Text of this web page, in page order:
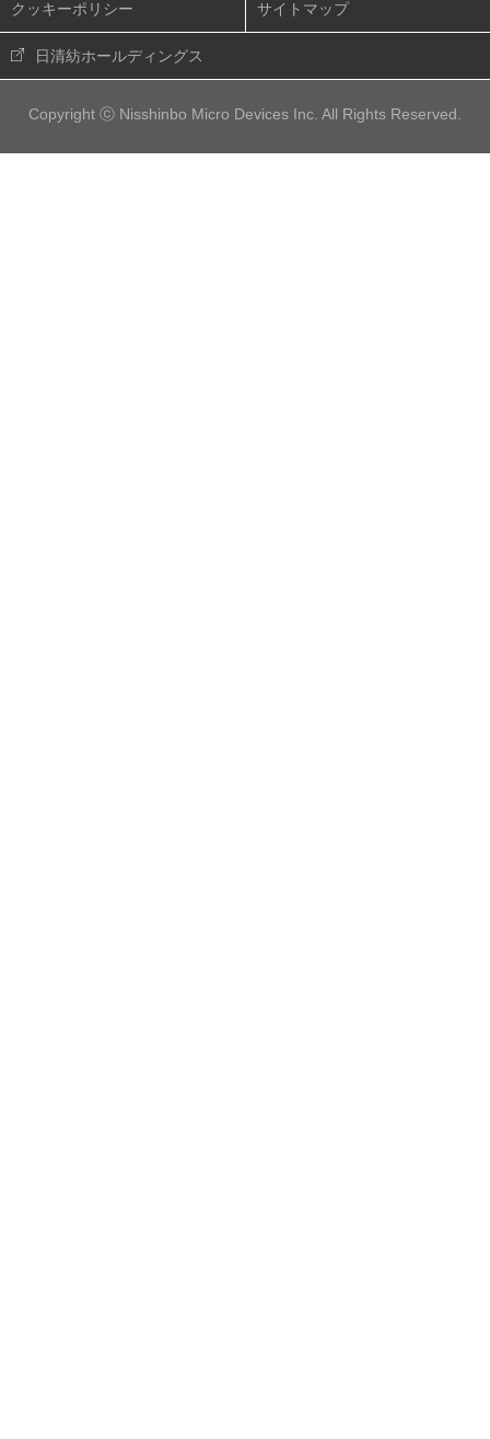
クッキーポリシー サイトマップ
日清紡ホールディングス
Copyright ⓒ Nisshinbo Micro Devices Inc. All Rights Reserved.